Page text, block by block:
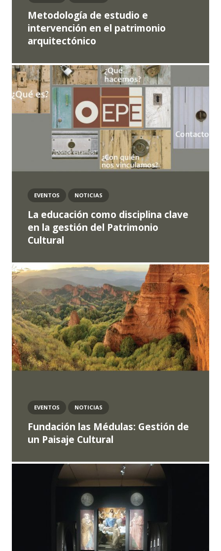
Metodología de estudio e
intervención en el patrimonio
arquitectónico
La educación como disciplina clave
en la gestión del Patrimonio
Cultural
EVENTOS NOTICIAS
Fundación las Médulas: Gestión de
un Paisaje Cultural
EVENTOS NOTICIAS